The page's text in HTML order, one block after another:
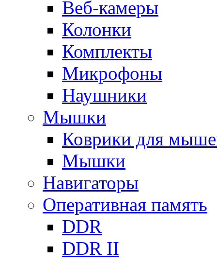
Веб-камеры
Колонки
Комплекты
Микрофоны
Наушники
Мышки
Коврики для
Мышки
Навигаторы
Оперативная память
DDR
DDR II